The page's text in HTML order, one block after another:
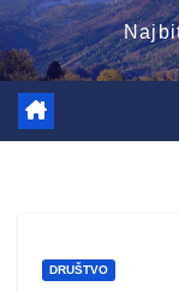
DRUŠTVO